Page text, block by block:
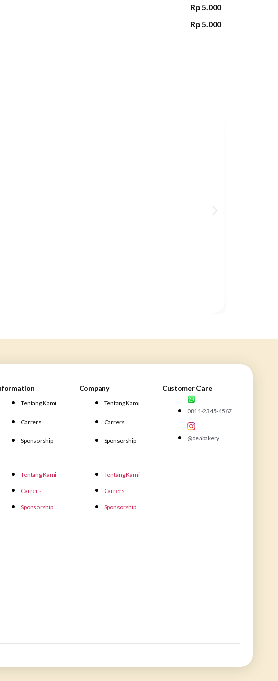
Rp 5.000
Rp 5.000
Tentang Kami
Carrers
Sponsorship
Tentang Kami
Carrers
Sponsorship
Company
Tentang Kami
Carrers
Sponsorship
Tentang Kami
Carrers
Sponsorship
Customer Care
0811-2345-4567
@deabakery